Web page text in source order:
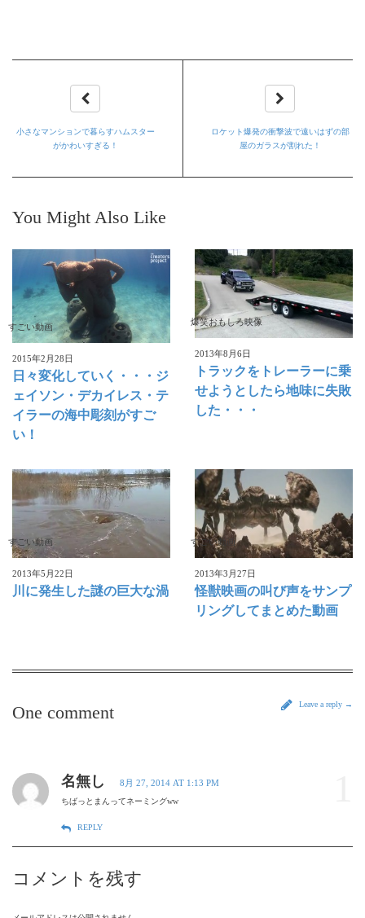
小さなマンションで暮らすハムスター
がかわいすぎる！
ロケット爆発の衝撃波で遠いはずの部
屋のガラスが割れた！
You Might Also Like
すごい動画
2015年2月28日
日々変化していく・・・ジ
ェイソン・デカイレス・テ
イラーの海中彫刻がすご
い！
爆笑おもしろ映像
2013年8月6日
トラックをトレーラーに乗
せようとしたら地味に失敗
した・・・
すごい動画
2013年5月22日
川に発生した謎の巨大な渦
すごい動画
2013年3月27日
怪獣映画の叫び声をサンプ
リングしてまとめた動画
One comment Leave a reply →
名無し 8月 27, 2014 AT 1:13 PM
ちばっとまんってネーミングww
REPLY
コメントを残す